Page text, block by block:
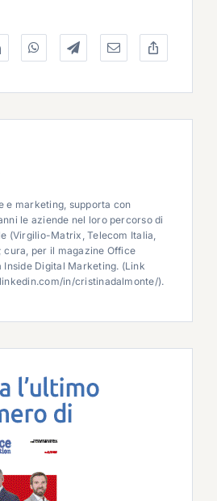
e marketing, supporta con
le aziende nel loro percorso di
(Virgilio-Matrix, Telecom Italia,
cura, per il magazine Office
Digital Marketing. (Link
in/cristinadalmonte/).